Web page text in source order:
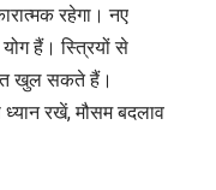
रहेगा। नए
हैं। स्त्रियों से
खुल सकते हैं।
ध्यान रखें, मौसम बदलाव